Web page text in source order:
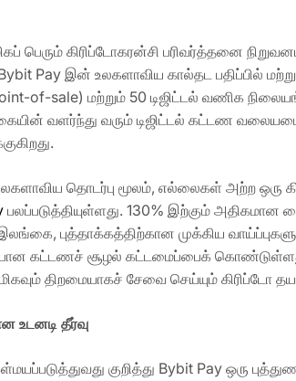
பெரும் கிரிப்டோகரன்சி பரிவர்த்தனை
Pay இன் உலகளாவிய கால்தட பதிப்பில்
of-sale) மற்றும் 50 டிஜிட்டல் வணிக
வளர்ந்து வரும் டிஜிட்டல் கட்டண
தொடர்பு மூலம், எல்லைகள் அற்ற ஒரு
பலப்படுத்தியுள்ளது. 130% இற்கும்
புத்தாக்கத்திற்கான முக்கிய வாய்ப்புகளுடன்,
கட்டணச் சூழல் கட்டமைப்பைக்
திறமையாகச் சேவை செய்யும் கிரிப்டோ
உடனடி தீர்வு
குறித்து Bybit Pay ஒரு